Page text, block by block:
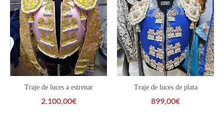
Traje de luces a estrenar
2.100,00€
Traje de luces de plata
899,00€